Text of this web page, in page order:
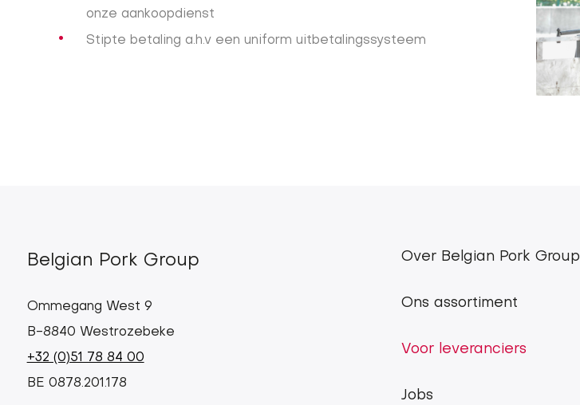
onze aankoopdienst
Stipte betaling a.h.v een uniform uitbetalingssysteem
Belgian Pork Group
Ommegang West 9
B-8840 Westrozebeke
+32 (0)51 78 84 00
BE 0878.201.178
Footer
menu
Belgian
Pork
Over Belgian Pork Group
Ons assortiment
Voor leveranciers
Jobs